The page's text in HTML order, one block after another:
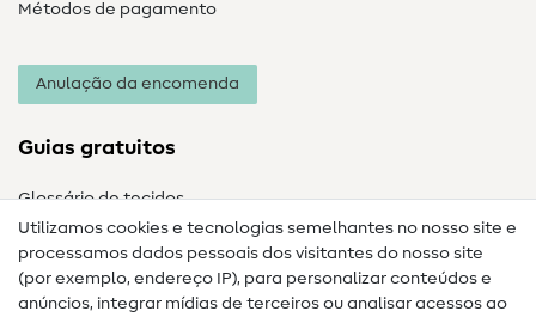
Métodos de pagamento
Anulação da encomenda
Guias gratuitos
Glossário de tecidos
Guias de costura
Utilizamos cookies e tecnologias semelhantes no nosso site e
processamos dados pessoais dos visitantes do nosso site
(por exemplo, endereço IP), para personalizar conteúdos e
anúncios, integrar mídias de terceiros ou analisar acessos ao